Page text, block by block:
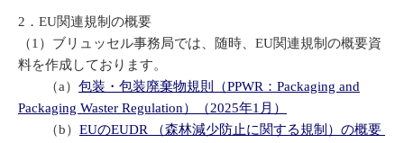
2．EU関連規制の概要
（1）ブリュッセル事務局では、随時、EU関連規制の概要資
料を作成しております。
（a） 包装・包装廃棄物規則（PPWR：Packaging and
Packaging Waster Regulation）（2025年1月）
（b） EUのEUDR （森林減少防止に関する規制）の概要